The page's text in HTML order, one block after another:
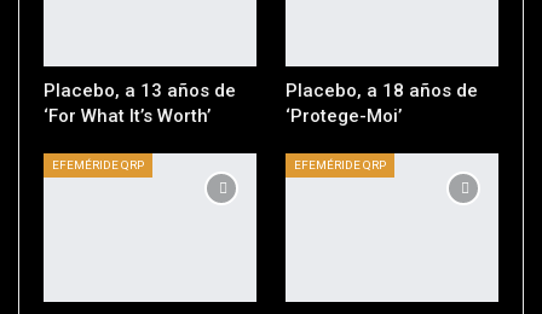
Placebo, a 13 años de
‘For What It’s Worth’
Placebo, a 18 años de
‘Protege-Moi’
EFEMÉRIDE QRP EFEMÉRIDE QRP